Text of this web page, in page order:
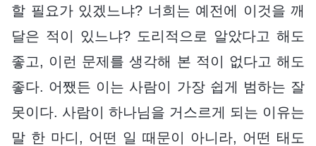
할 필요가 있겠느냐? 너희는 예전에 이것을 깨
달은 적이 있느냐? 도리적으로 알았다고 해도
좋고, 이런 문제를 생각해 본 적이 없다고 해도
좋다. 어쨌든 이는 사람이 가장 쉽게 범하는 잘
못이다. 사람이 하나님을 거스르게 되는 이유는
말 한 마디, 어떤 일 때문이 아니라, 어떤 태도